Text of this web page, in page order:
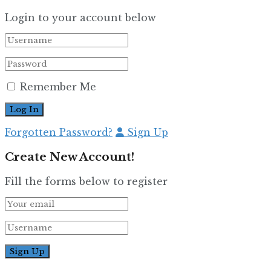
Login to your account below
Remember Me
Forgotten Password? Sign Up
Create New Account!
Fill the forms below to register